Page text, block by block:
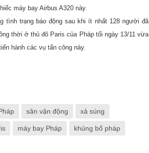
máy bay Airbus A320 này.
tình trạng báo động sau khi ít nhất 128 người đã
thời ở thủ đô Paris của Pháp tối ngày 13/11 vừa
hành các vụ tấn công này.
sân vận động xả súng
máy bay Pháp khủng bố pháp